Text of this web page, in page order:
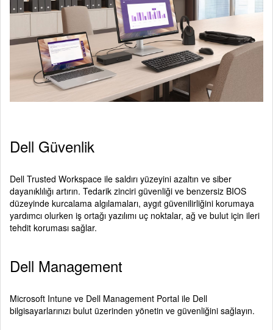
Dell Güvenlik
Dell Trusted Workspace ile saldırı yüzeyini azaltın ve siber
dayanıklılığı artırın. Tedarik zinciri güvenliği ve benzersiz BIOS
düzeyinde kurcalama algılamaları, aygıt güvenilirliğini korumaya
yardımcı olurken iş ortağı yazılımı uç noktalar, ağ ve bulut için ileri
tehdit koruması sağlar.
Dell Management
Microsoft Intune ve Dell Management Portal ile Dell
bilgisayarlarınızı bulut üzerinden yönetin ve güvenliğini sağlayın.